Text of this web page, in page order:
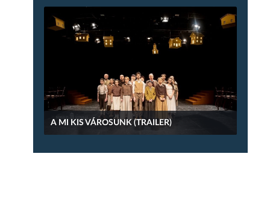
A MI KIS VÁROSUNK (TRAILER)